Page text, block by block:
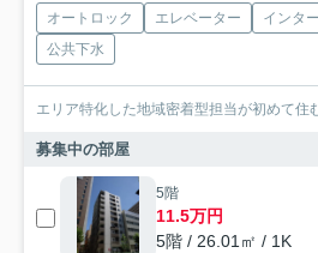
オートロック エレベーター インタ
公共下水
エリア特化した地域密着型担当が初めて住
募集中の部屋
5階
11.5万円
5階 / 26.01㎡ / 1K